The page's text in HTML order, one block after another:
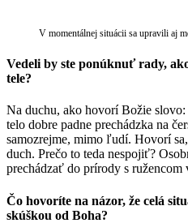
V momentálnej situácii sa upravili aj
Vedeli by ste ponúknuť rady,
tele?
Na duchu, ako hovorí Božie slovo:
telo dobre padne prechádzka na
samozrejme, mimo ľudí. Hovorí
duch. Prečo to teda nespojiť?
prechádzať do prírody s ružencom
Čo hovoríte na názor, že celá
skúškou od Boha?